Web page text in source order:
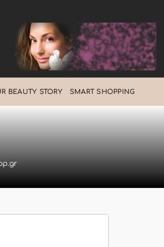
BEAUTY STORY SMART SHOPPING